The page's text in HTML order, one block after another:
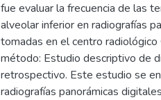
fue evaluar la frecuencia de las
alveolar inferior en radiografías
tomadas en el centro
método: Estudio descriptivo de
retrospectivo. Este estudio se
radiografías panorámicas